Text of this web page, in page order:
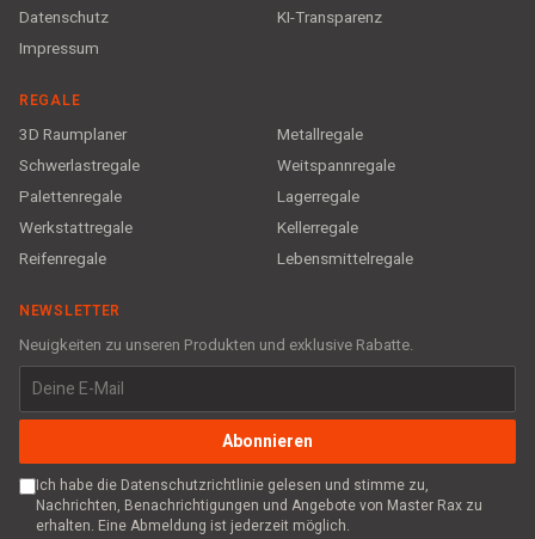
Datenschutz
KI-Transparenz
Impressum
REGALE
3D Raumplaner
Metallregale
Schwerlastregale
Weitspannregale
Palettenregale
Lagerregale
Werkstattregale
Kellerregale
Reifenregale
Lebensmittelregale
NEWSLETTER
Neuigkeiten zu unseren Produkten und exklusive Rabatte.
Abonnieren
Ich habe die Datenschutzrichtlinie gelesen und stimme zu,
Nachrichten, Benachrichtigungen und Angebote von Master Rax zu
erhalten. Eine Abmeldung ist jederzeit möglich.